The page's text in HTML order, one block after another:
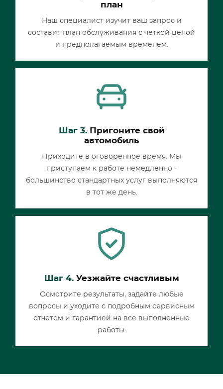
план
Наш специалист изучит ваш запрос и
составит план обслуживания с четкой ценой
и предполагаемым временем.
Шаг 3.Пригоните свой
автомобиль
Приходите в оговоренное время. Мы
приступаем к работе немедленно -
большинство стандартных услуг выполняются
в тот же день.
Шаг 4.Уезжайте счастливым
Осмотрите результаты, задайте любые
вопросы и уходите с подробным сервисным
отчетом и гарантией на все выполненные
работы.